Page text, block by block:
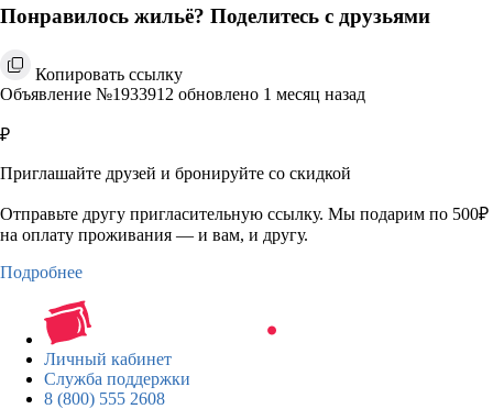
Понравилось жильё? Поделитесь с друзьями
Копировать ссылку
Объявление №1933912 обновлено 1 месяц назад
₽
Приглашайте друзей и бронируйте со скидкой
Отправьте другу пригласительную ссылку. Мы подарим по 500₽
на оплату проживания — и вам, и другу.
Подробнее
Личный кабинет
Служба поддержки
8 (800) 555 2608